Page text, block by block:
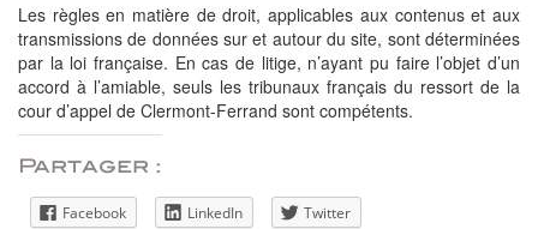
Les règles en matière de droit, applicables aux contenus et aux
transmissions de données sur et autour du site, sont déterminées
par la loi française. En cas de litige, n’ayant pu faire l’objet d’un
accord à l’amiable, seuls les tribunaux français du ressort de la
cour d’appel de Clermont-Ferrand sont compétents.
Partager :
Facebook LinkedIn Twitter